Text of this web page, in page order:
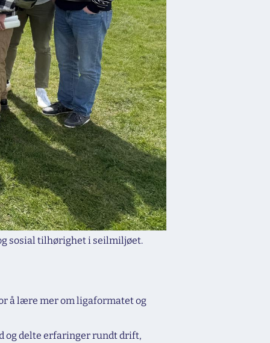
sosial tilhørighet i seilmiljøet.
å lære mer om ligaformatet og
og delte erfaringer rundt drift,